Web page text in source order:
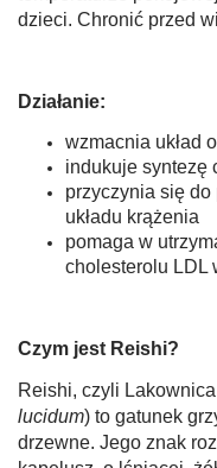
dzieci. Chronić przed
Działanie:
wzmacnia układ
indukuje syntezę
przyczynia się do
układu krążenia
pomaga w
cholesterolu LDL
Czym jest Reishi?
Reishi, czyli
lucidum) to gatunek
drzewne. Jego znak